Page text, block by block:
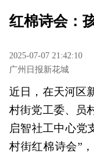
红棉诗会：
2025-07-07 21:42:10
广州日报新花城
近日，在天河区
村街党工委、员
启智社工中心党
村街红棉诗会”